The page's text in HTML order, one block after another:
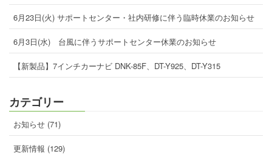
6月23日(火) サポートセンター・社内研修に伴う臨時休業のお知らせ
6月3日(水) 台風に伴うサポートセンター休業のお知らせ
【新製品】7インチカーナビ DNK-85F、DT-Y925、DT-Y315
カテゴリー
お知らせ (71)
更新情報 (129)